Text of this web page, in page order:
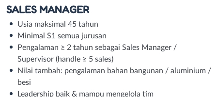
SALES MANAGER
Usia maksimal 45 tahun
Minimal S1 semua jurusan
Pengalaman ≥ 2 tahun sebagai Sales Manager /
Supervisor (handle ≥ 5 sales)
Nilai tambah: pengalaman bahan bangunan / aluminium /
besi
Leadership baik & mampu mengelola tim